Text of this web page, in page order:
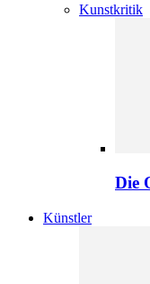
Kunstkritik
Die
Künstler